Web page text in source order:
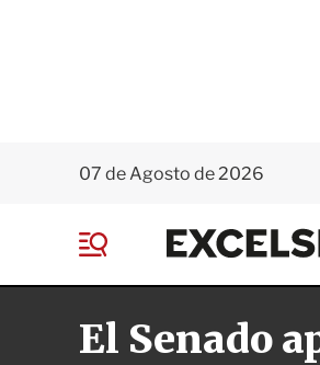
07 de Agosto de 2026
e
ú
El Senado